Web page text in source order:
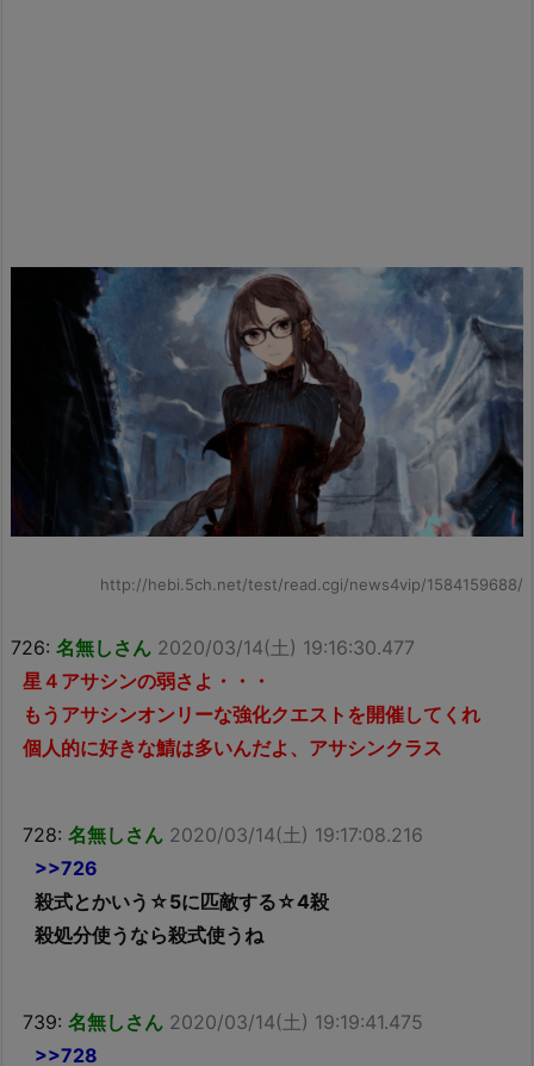
http://hebi.5ch.net/test/read.cgi/news4vip/1584159688/
726: 名無しさん 2020/03/14(土) 19:16:30.477
星４アサシンの弱さよ・・・
もうアサシンオンリーな強化クエストを開催してくれ
個人的に好きな鯖は多いんだよ、アサシンクラス
728: 名無しさん 2020/03/14(土) 19:17:08.216
>>726
殺式とかいう☆5に匹敵する☆4殺
殺処分使うなら殺式使うね
739: 名無しさん 2020/03/14(土) 19:19:41.475
>>728